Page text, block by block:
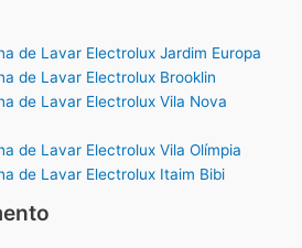
de Lavar Electrolux Jardim Europa
de Lavar Electrolux Brooklin
de Lavar Electrolux Vila Nova
de Lavar Electrolux Vila Olímpia
de Lavar Electrolux Itaim Bibi